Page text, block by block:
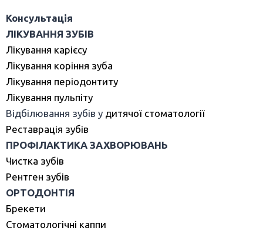
Консультація
ЛІКУВАННЯ ЗУБІВ
Лікування карієсу
Лікування коріння зуба
Лікування періодонтиту
Лікування пульпіту
Відбілювання зубів у дитячої стоматології
Реставрація зубів
ПРОФІЛАКТИКА ЗАХВОРЮВАНЬ
Чистка зубів
Рентген зубів
ОРТОДОНТІЯ
Брекети
Стоматологічні каппи